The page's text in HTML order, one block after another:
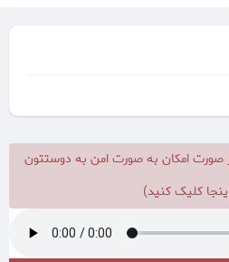
صورت امکان به صورت امن به دوستتون
کلیک کنید)